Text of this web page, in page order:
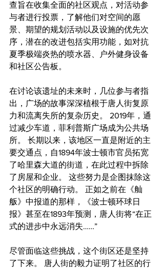
查旨在收集全面的社区观点，对活动参
与者进行投票，了解他们对空间的愿
景、期望的规划活动以及设施的优先次
序，潜在的改进包括实用功能，如对抗
夏季极端炎热的喷水器、户外健身设备
和社区公告板。
在讨论该遗址的未来时，几位参与者指
出，广场的故事深深植根于唐人街复原
力和流离失所的复杂历史。 2019年，通
过减少车道，菲利普斯广场成为公共场
所。 长期以来，该地区一直是附近的主
要交通点，自1894年波士顿市官员拓宽
了哈里森大道的街道，在此过程中拆除
了房屋和企业。 这些努力是企图抹除这
个社区的明确行动。 正如之前在《舢
舨》中报道的那样，《波士顿环球日
报》甚至在1893年预测，唐人街将“在正
式的进步中永远消失……”
尽管面临这些挑战，这个街区还是坚持
了下来。 唐人街的毅力证明了社区的行